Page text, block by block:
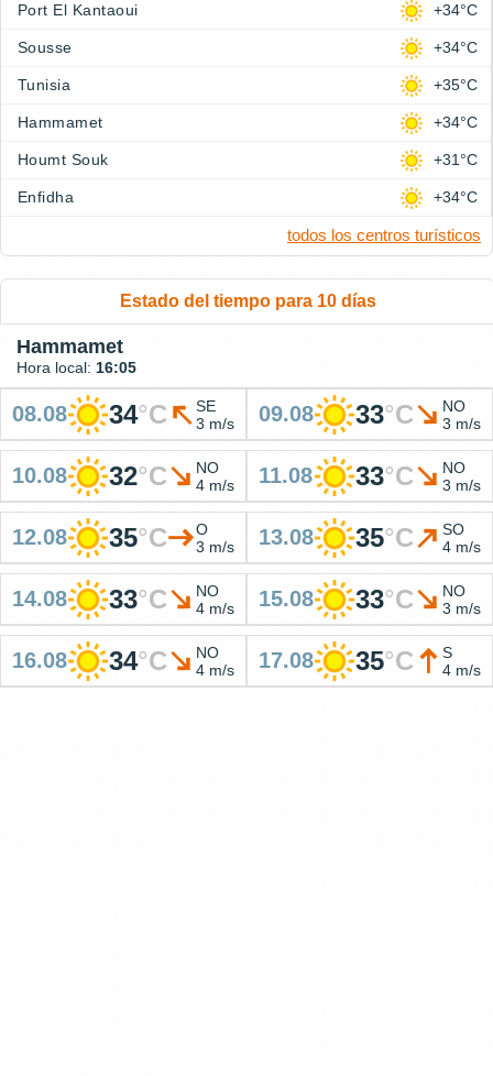
Port El Kantaoui +34°C
Sousse +34°C
Tunisia +35°C
Hammamet +34°C
Houmt Souk +31°C
Enfidha +34°C
todos los centros turísticos
Estado del tiempo para 10 días
Hammamet
Hora local: 16:05
08.08 34°C
SE
3 m/s
09.08 33°C
NO
3 m/s
10.08 32°C
NO
4 m/s
11.08 33°C
NO
3 m/s
12.08 35°C
O
3 m/s
13.08 35°C
SO
4 m/s
14.08 33°C
NO
4 m/s
15.08 33°C
NO
3 m/s
16.08 34°C
NO
4 m/s
17.08 35°C
S
4 m/s